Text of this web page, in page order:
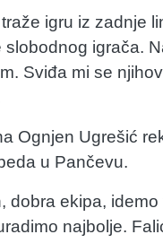
igru iz zadnje
slobodnog igrača.
Sviđa mi se
Ognjen Ugrešić
u Pančevu.
dobra ekipa,
najbolje.